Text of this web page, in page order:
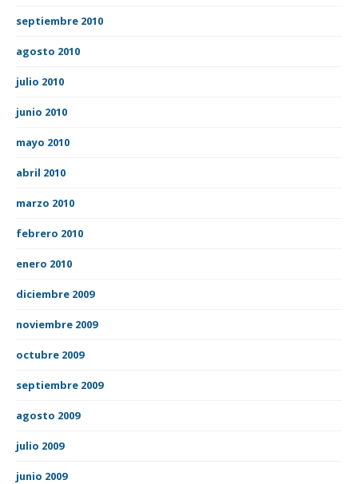
septiembre 2010
agosto 2010
julio 2010
junio 2010
mayo 2010
abril 2010
marzo 2010
febrero 2010
enero 2010
diciembre 2009
noviembre 2009
octubre 2009
septiembre 2009
agosto 2009
julio 2009
junio 2009